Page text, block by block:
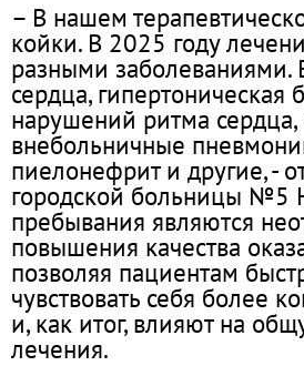
– В нашем
койки. В 2025 году
разными заболеваниями.
сердца,
нарушений ритма
внебольничные
пиелонефрит и другие, -
городской больницы №5
пребывания являются
повышения качества
позволяя пациентам
чувствовать себя более
и, как итог, влияют на
лечения.